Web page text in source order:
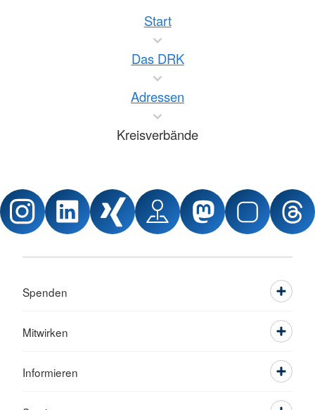
Start
Das DRK
Adressen
Kreisverbände
Spenden
Mitwirken
Informieren